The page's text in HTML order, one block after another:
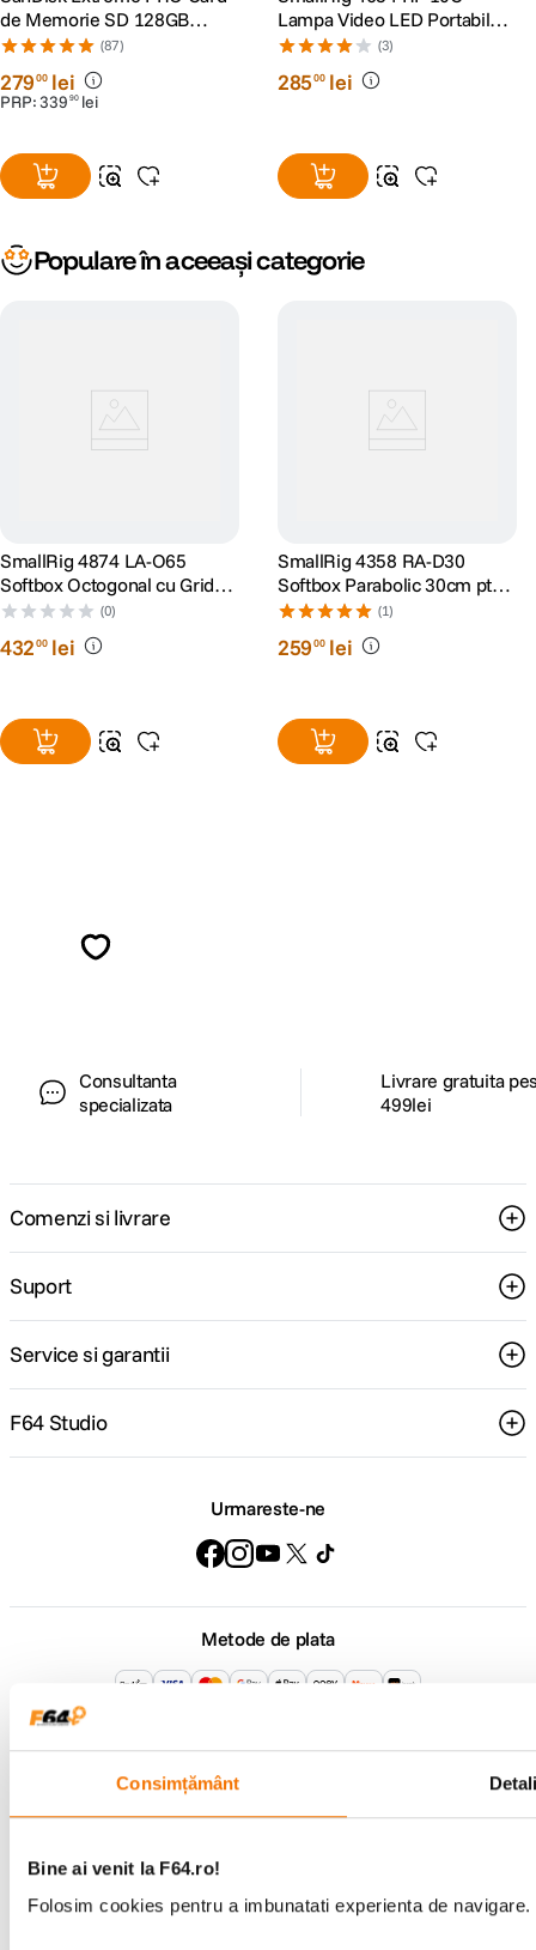
Consimțământ
Bine ai venit la F64.ro!
Folosim cookies pentru a imbunatati experienta de
de Memorie SD 128GB
SDXC UHS-I Class 10 U3 V30
+ 2 Ani RescuePRO Deluxe
(87)
27900 lei
PRP:339 90 lei
Lampa Video LED Portabila
10W cu Focus Ajustabil
10°-60°
(3)
28500 lei
Populare în aceeași categorie
SmallRig 4874 LA-O65
Softbox Octogonal cu Grid
Montura Bowens 65cm
(0)
43200 lei
SmallRig 4358 RA-D30
Softbox Parabolic 30cm pt
RC60B
(1)
25900 lei
Consultanta
specializata
Livrare gratuita
499lei
Comenzi si livrare
Suport
Service si garantii
F64 Studio
Urmareste-ne
Metode de plata
Program de lucru
Showroom